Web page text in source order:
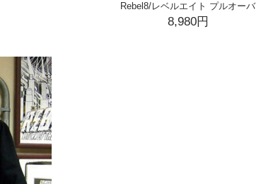
Rebel8/レベルエイト プルオーバ
8,980円